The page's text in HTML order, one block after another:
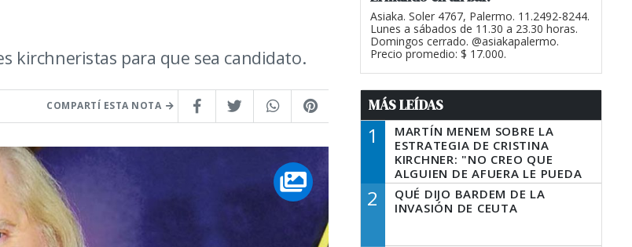
kirchneristas para que sea candidato.
COMPARTÍ ESTA NOTA
Asiaka. Soler 4767, Palermo. 11.2492-8244.
Lunes a sábados de 11.30 a 23.30 horas.
Domingos cerrado. @asiakapalermo.
Precio promedio: $ 17.000.
MÁS LEÍDAS
1
MARTÍN MENEM SOBRE LA
ESTRATEGIA DE CRISTINA
KIRCHNER: "NO CREO QUE
ALGUIEN DE AFUERA LE PUEDA
DECIR A LA JUSTICIA LO QUE
TIENE QUE HACER"
2
QUÉ DIJO BARDEM DE LA
INVASIÓN DE CEUTA